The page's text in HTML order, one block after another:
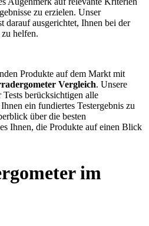
zu erzielen. Unser
darauf ausgerichtet, Ihnen bei der
helfen.
Produkte auf dem Markt mit
Vergleich. Unsere
berücksichtigen alle
ein fundiertes Testergebnis zu
über die besten
Ihnen, die Produkte auf einen Blick
im